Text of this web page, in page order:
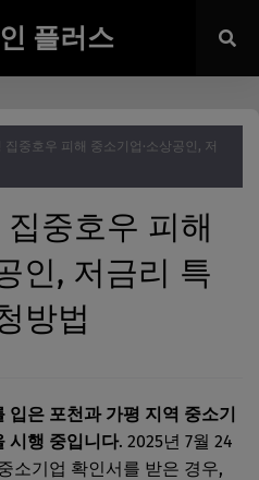
플러스
집중호우 피해 중소기업·소상공인, 저
집중호우 피해
인, 저금리 특
방법
입은 포천과 가평 지역 중소기
시행 중입니다. 2025년 7월 24
소기업 확인서를 받은 경우,